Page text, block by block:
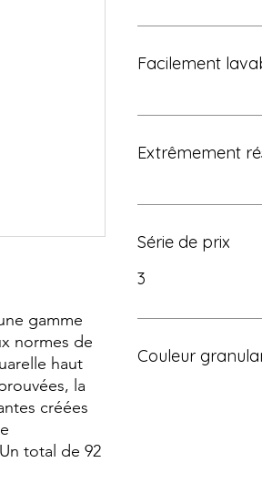
gamme
normes de
haut
la
créées
total de 92
Facilement
Extrêmement
Série de prix
3
Couleur